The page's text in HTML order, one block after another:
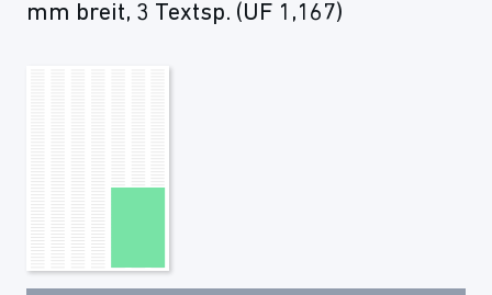
mm breit, 3 Textsp. (UF 1,167)